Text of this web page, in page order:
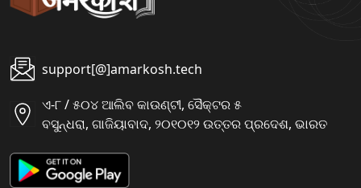
support[@]amarkosh.tech
ଏ-୮ / ୫୦୪ ଆଲିବ କାଉଣ୍ଟୀ, ସୈକ୍ଟର ୫
ବସୁନ୍ଧରା, ଗାଜିୟାବାଦ, ୨୦୧୦୧୨ ଉତ୍ତର ପ୍ରଦେଶ, ଭାରତ